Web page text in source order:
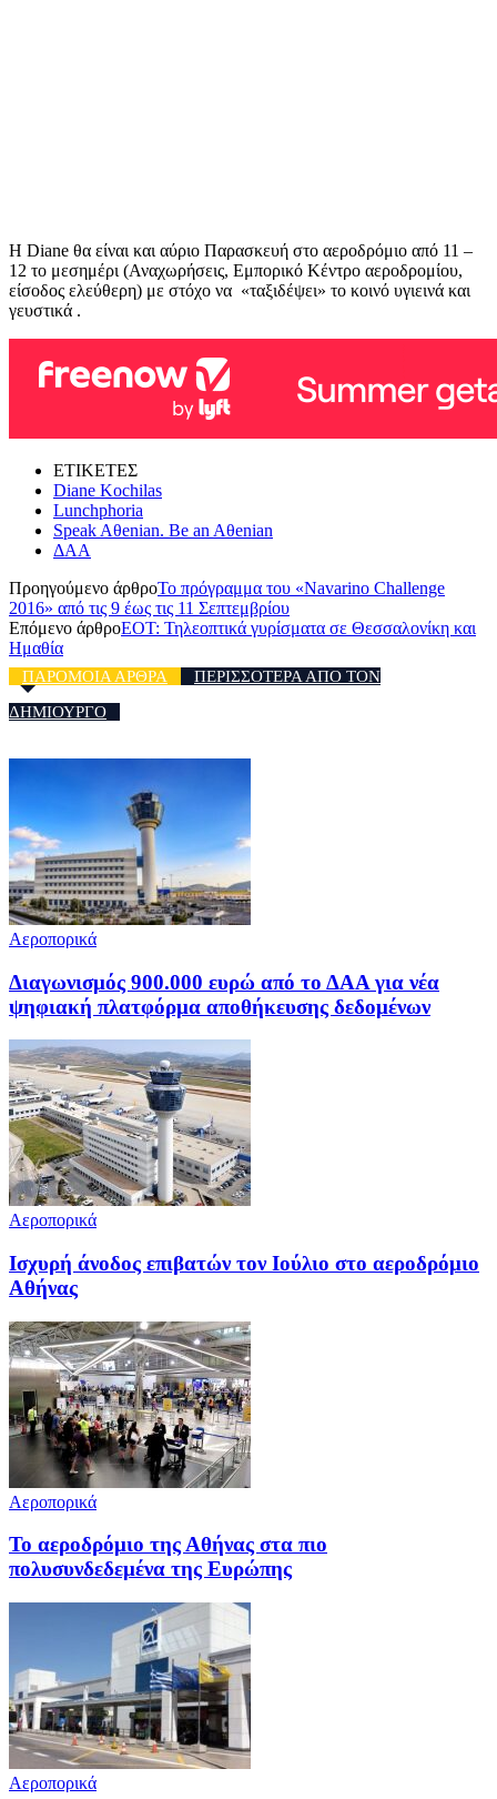
Η Diane θα είναι και αύριο Παρασκευή στο αεροδρόμιο από 11 –
12 το μεσημέρι (Αναχωρήσεις, Εμπορικό Κέντρο αεροδρομίου,
είσοδος ελεύθερη) με στόχο να «ταξιδέψει» το κοινό υγιεινά και
γευστικά .
ΕΤΙΚΕΤΕΣ
Diane Kochilas
Lunchphoria
Speak Aθenian. Be an Aθenian
ΔΑΑ
Προηγούμενο άρθροΤο πρόγραμμα του «Navarino Challenge
2016» από τις 9 έως τις 11 Σεπτεμβρίου
Επόμενο άρθροEOT: Τηλεοπτικά γυρίσματα σε Θεσσαλονίκη και
Ημαθία
ΠΑΡΟΜΟΙΑ ΑΡΘΡΑ
ΠΕΡΙΣΣΟΤΕΡΑ ΑΠΟ ΤΟΝ
ΔΗΜΙΟΥΡΓΟ
Αεροπορικά
Διαγωνισμός 900.000 ευρώ από το ΔΑΑ για νέα
ψηφιακή πλατφόρμα αποθήκευσης δεδομένων
Αεροπορικά
Ισχυρή άνοδος επιβατών τον Ιούλιο στο αεροδρόμιο
Αθήνας
Αεροπορικά
Το αεροδρόμιο της Αθήνας στα πιο
πολυσυνδεδεμένα της Ευρώπης
Αεροπορικά